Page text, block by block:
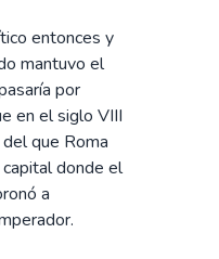
entonces y
mantuvo el
por
en el siglo VIII
que Roma
donde el
a